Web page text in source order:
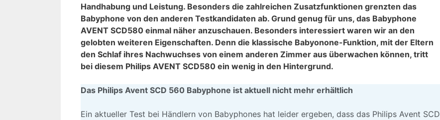
Handhabung und Leistung. Besonders die zahlreichen Zusatzfunktionen grenzten das
Babyphone von den anderen Testkandidaten ab. Grund genug für uns, das Babyphone
AVENT SCD580 einmal näher anzuschauen. Besonders interessiert waren wir an den
gelobten weiteren Eigenschaften. Denn die klassische Babyonone-Funktion, mit der Eltern
den Schlaf ihres Nachwuchses von einem anderen Zimmer aus überwachen können, tritt
bei diesem Philips AVENT SCD580 ein wenig in den Hintergrund.
Das Philips Avent SCD 560 Babyphone ist aktuell nicht mehr erhältlich
Ein aktueller Test bei Händlern von Babyphones hat leider ergeben, dass das Philips Avent SCD